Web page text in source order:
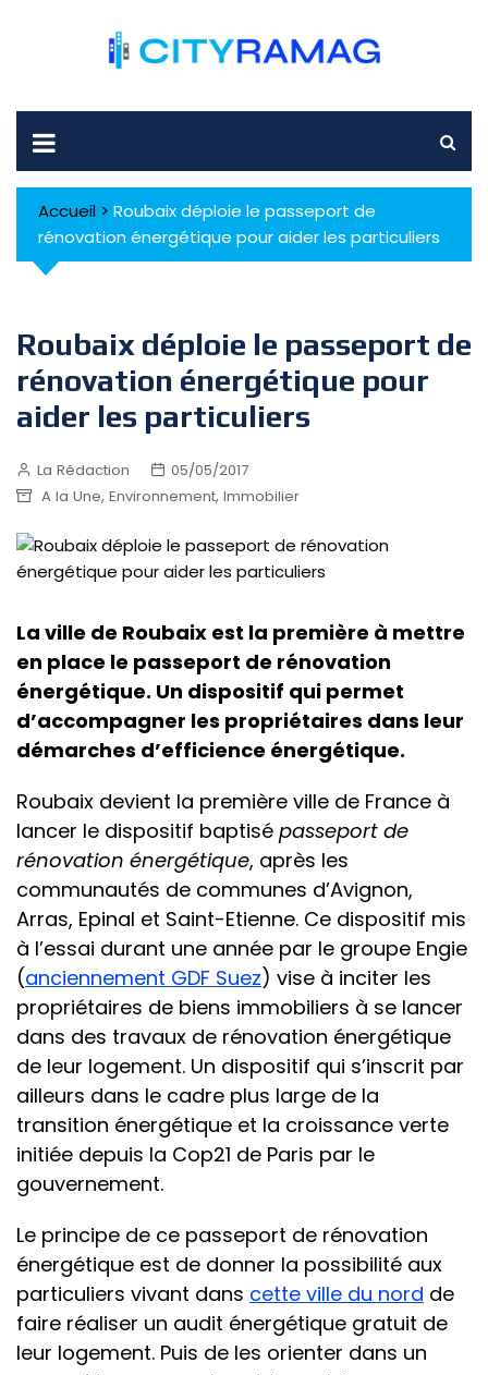
Accueil > Roubaix déploie le passeport de
rénovation énergétique pour aider les particuliers
Roubaix déploie le passeport de
rénovation énergétique pour
aider les particuliers
La Rédaction
05/05/2017
A la Une, Environnement, Immobilier
La ville de Roubaix est la première à mettre
en place le passeport de rénovation
énergétique. Un dispositif qui permet
d’accompagner les propriétaires dans leur
démarches d’efficience énergétique.
Roubaix devient la première ville de France à
lancer le dispositif baptisé passeport de
rénovation énergétique, après les
communautés de communes d’Avignon,
Arras, Epinal et Saint-Etienne. Ce dispositif mis
à l’essai durant une année par le groupe Engie
(anciennement GDF Suez) vise à inciter les
propriétaires de biens immobiliers à se lancer
dans des travaux de rénovation énergétique
de leur logement. Un dispositif qui s’inscrit par
ailleurs dans le cadre plus large de la
transition énergétique et la croissance verte
initiée depuis la Cop21 de Paris par le
gouvernement.
Le principe de ce passeport de rénovation
énergétique est de donner la possibilité aux
particuliers vivant dans cette ville du nord de
faire réaliser un audit énergétique gratuit de
leur logement. Puis de les orienter dans un